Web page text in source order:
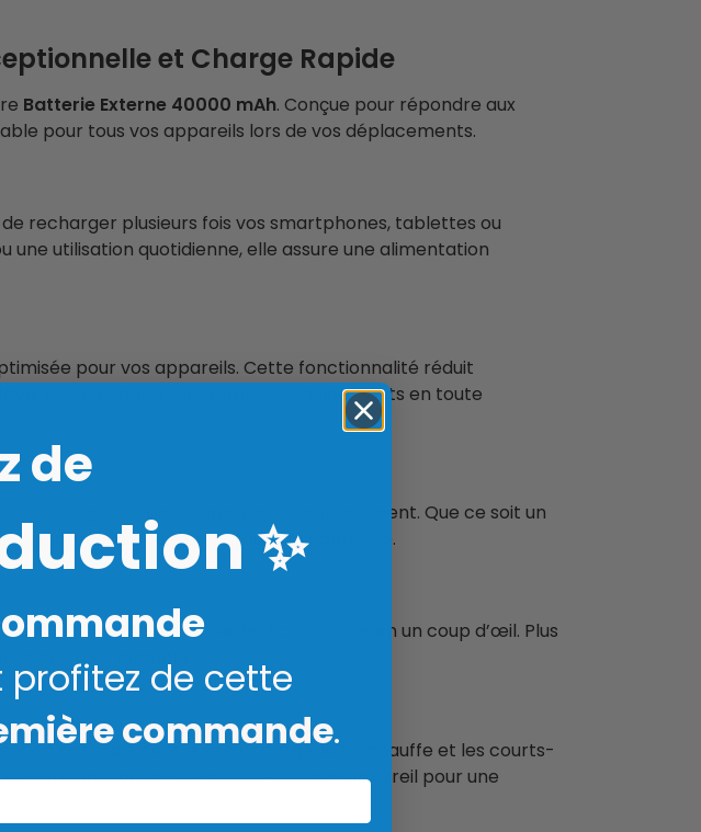
et Charge Rapide
Batterie Externe 40000 mAh. Conçue pour répondre aux
pour tous vos appareils lors de vos déplacements.
recharger plusieurs fois vos smartphones, tablettes ou
utilisation quotidienne, elle assure une alimentation
pour vos appareils. Cette fonctionnalité réduit
, permettant d’alimenter vos équipements en toute
recharger plusieurs appareils simultanément. Que ce soit un
pratique pour rester toujours connecté.
permettant de surveiller l’autonomie en un coup d’œil. Plus
à tout moment.
optimale contre la surcharge, la surchauffe et les courts-
en fonction des besoins de chaque appareil pour une
de
✨
profitez de cette
commande.